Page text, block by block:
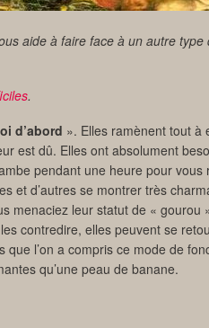
aide à faire face à un autre type
.
d’abord ». Elles ramènent tout à
est dû. Elles ont absolument
pendant une heure pour vous
et d’autres se montrer très
menaciez leur statut de « gourou
contredire, elles peuvent se
que l’on a compris ce mode de
qu’une peau de banane.